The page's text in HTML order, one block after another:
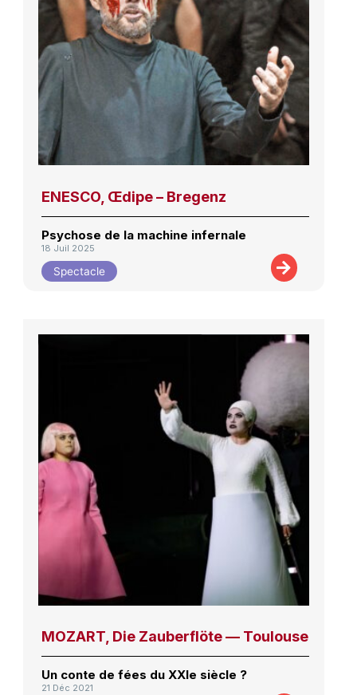
ENESCO, Œdipe – Bregenz
Psychose de la machine infernale
18 Juil 2025
Spectacle
MOZART, Die Zauberflöte — Toulouse
Un conte de fées du XXIe siècle ?
21 Déc 2021